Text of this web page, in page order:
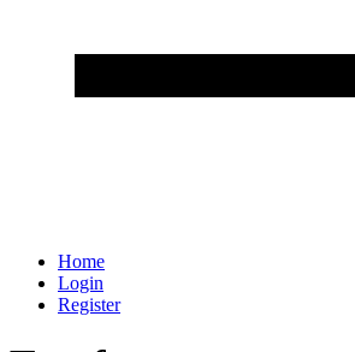
Home
Login
Register